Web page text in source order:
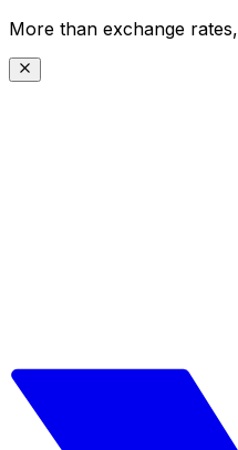
More than exchange rates,